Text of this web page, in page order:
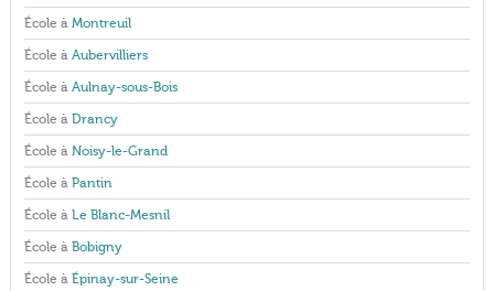
École à Montreuil
École à Aubervilliers
École à Aulnay-sous-Bois
École à Drancy
École à Noisy-le-Grand
École à Pantin
École à Le Blanc-Mesnil
École à Bobigny
École à Épinay-sur-Seine